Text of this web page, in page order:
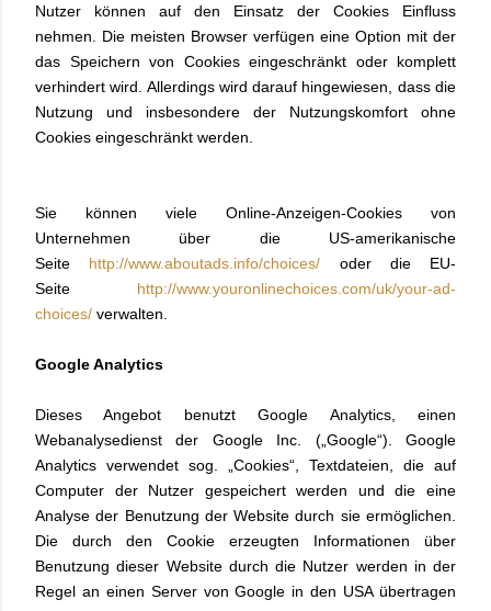
Nutzer können auf den Einsatz der Cookies Einfluss
nehmen. Die meisten Browser verfügen eine Option mit der
das Speichern von Cookies eingeschränkt oder komplett
verhindert wird. Allerdings wird darauf hingewiesen, dass die
Nutzung und insbesondere der Nutzungskomfort ohne
Cookies eingeschränkt werden.
Sie können viele Online-Anzeigen-Cookies von
Unternehmen über die US-amerikanische
Seite http://www.aboutads.info/choices/ oder die EU-
Seite http://www.youronlinechoices.com/uk/your-ad-
choices/ verwalten.
Google Analytics
Dieses Angebot benutzt Google Analytics, einen
Webanalysedienst der Google Inc. („Google“). Google
Analytics verwendet sog. „Cookies“, Textdateien, die auf
Computer der Nutzer gespeichert werden und die eine
Analyse der Benutzung der Website durch sie ermöglichen.
Die durch den Cookie erzeugten Informationen über
Benutzung dieser Website durch die Nutzer werden in der
Regel an einen Server von Google in den USA übertragen